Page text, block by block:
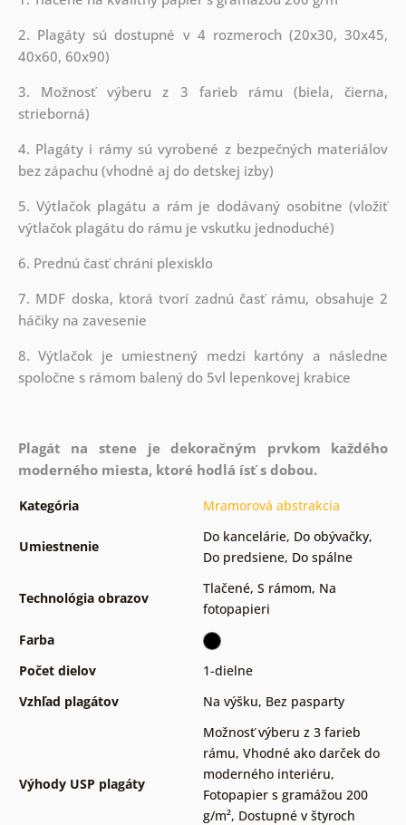
2. Plagáty sú dostupné v 4 rozmeroch (20x30, 30x45,
40x60, 60x90)
3. Možnosť výberu z 3 farieb rámu (biela, čierna,
strieborná)
4. Plagáty i rámy sú vyrobené z bezpečných materiálov
bez zápachu (vhodné aj do detskej izby)
5. Výtlačok plagátu a rám je dodávaný osobitne (vložiť
výtlačok plagátu do rámu je vskutku jednoduché)
6. Prednú časť chráni plexisklo
7. MDF doska, ktorá tvorí zadnú časť rámu, obsahuje 2
háčiky na zavesenie
8. Výtlačok je umiestnený medzi kartóny a následne
spoločne s rámom balený do 5vl lepenkovej krabice
Plagát na stene je dekoračným prvkom každého
moderného miesta, ktoré hodlá ísť s dobou.
Kategória Mramorová abstrakcia
Umiestnenie
Do kancelárie, Do obývačky,
Do predsiene, Do spálne
Technológia obrazov
Tlačené, S rámom, Na
fotopapieri
Farba
Počet dielov
1-dielne
Vzhľad plagátov
Na výšku, Bez pasparty
Výhody USP plagáty
Možnosť výberu z 3 farieb
rámu, Vhodné ako darček do
moderného interiéru,
Fotopapier s gramážou 200
g/m², Dostupné v štyroch